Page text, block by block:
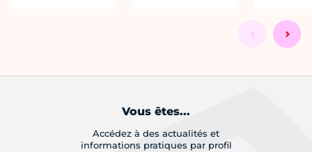
Vous êtes...
Accédez à des actualités et
informations pratiques par profil